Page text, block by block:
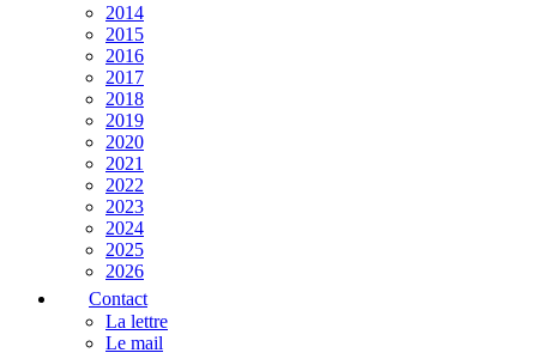
2014
2015
2016
2017
2018
2019
2020
2021
2022
2023
2024
2025
2026
Contact
La lettre
Le mail